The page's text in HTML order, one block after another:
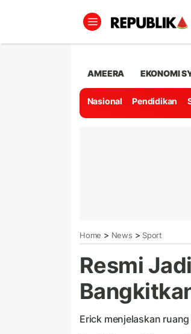
AMEERA EKONOMI
Nasional Pendidikan
Home > News > Sport
Resmi
Erick menjelaskan